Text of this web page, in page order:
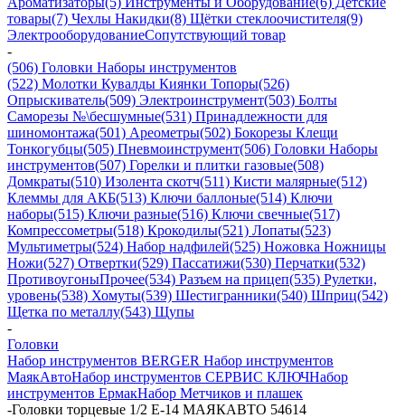
товары(7) Чехлы Накидки(8) Щётки стеклоочистителя(9)
ЭлектрооборудованиеСопутствующий товар
-
(506) Головки Наборы инструментов
(522) Молотки Кувалды Киянки Топоры(526)
Опрыскиватель(509) Электроинструмент(503) Болты
Саморезы №\бесшумные(531) Принадлежности для
шиномонтажа(501) Ареометры(502) Бокорезы Клещи
Тонкогубцы(505) Пневмоинструмент(506) Головки Наборы
инструментов(507) Горелки и плитки газовые(508)
Домкраты(510) Изолента скотч(511) Кисти малярные(512)
Клеммы для АКБ(513) Ключи баллоные(514) Ключи
наборы(515) Ключи разные(516) Ключи свечные(517)
Компрессометры(518) Крокодилы(521) Лопаты(523)
Мультиметры(524) Набор надфилей(525) Ножовка Ножницы
Ножи(527) Отвертки(529) Пассатижи(530) Перчатки(532)
ПротивоугоныПрочее(534) Разъем на прицеп(535) Рулетки,
уровень(538) Хомуты(539) Шестигранники(540) Шприц(542)
Щетка по металлу(543) Щупы
-
Головки
Набор инструментов BERGER Набор инструментов
МаякАвтоНабор инструментов СЕРВИС КЛЮЧНабор
инструментов ЕрмакНабор Метчиков и плашек
-Головки торцевые 1/2 Е-14 МАЯКАВТО 54614